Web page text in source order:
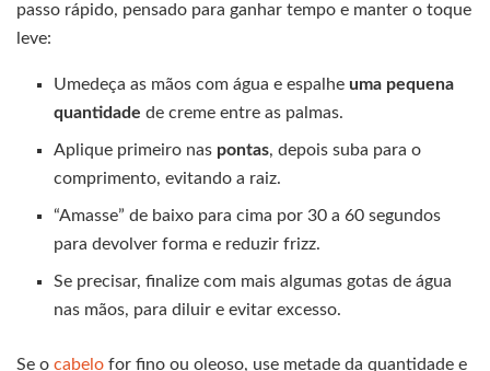
passo rápido, pensado para ganhar tempo e manter o toque
leve:
Umedeça as mãos com água e espalhe uma pequena
quantidade de creme entre as palmas.
Aplique primeiro nas pontas, depois suba para o
comprimento, evitando a raiz.
“Amasse” de baixo para cima por 30 a 60 segundos
para devolver forma e reduzir frizz.
Se precisar, finalize com mais algumas gotas de água
nas mãos, para diluir e evitar excesso.
Se o cabelo for fino ou oleoso, use metade da quantidade e